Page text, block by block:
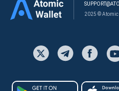
2025 © Atomic